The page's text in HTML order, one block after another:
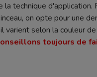
la technique
on opte pour une
varient selon la couleur
toujours de